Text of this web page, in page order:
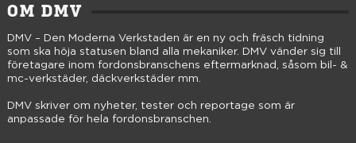
OM DMV
DMV – Den Moderna Verkstaden är en ny och fräsch tidning
som ska höja statusen bland alla mekaniker. DMV vänder sig till
företagare inom fordonsbranschens eftermarknad, såsom bil- &
mc-verkstäder, däckverkstäder mm.
DMV skriver om nyheter, tester och reportage som är
anpassade för hela fordonsbranschen.